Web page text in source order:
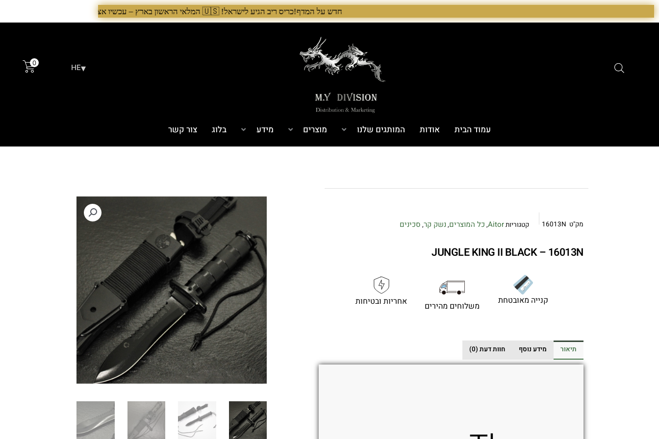
דילוג
לתוכן
חדש על המדף!כריס ריב הגיע לישראל! 🇺🇸 המלאי הראשון בארץ – עכשיו אצל היבואן הבלעדי לרגל ההשקה, 5% הנחה על כל מוצרי Chris Reeve לזמן מוגבל. בנוסף, הגיע גם מלאי חדש של Benchmade ו־Microtech. לרכישה עכשיו›. >
HE▾
0
עמוד הבית אודות המותגים שלנו מוצרים מידע בלוג צור קשר
מק"ט 16013N קטגוריותAitor
, כל המוצרים, נשק קר, סכינים
JUNGLE KING II BLACK – 16013N
קנייה מאובטחת משלוחים מהירים אחריות ובטיחות
תיאור מידע נוסף חוות דעת (0)